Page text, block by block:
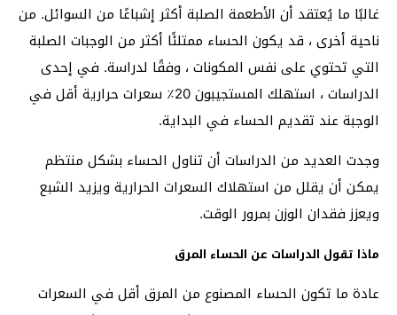
غالبًا ما يُعتقد أن الأطعمة الصلبة أكثر إشباعًا من السوائل. من
ناحية أخرى ، قد يكون الحساء ممتلئًا أكثر من الوجبات الصلبة
التي تحتوي على نفس المكونات ، وفقًا لدراسة. في إحدى
الدراسات ، استهلك المستجيبون 20٪ سعرات حرارية أقل في
الوجبة عند تقديم الحساء في البداية.
وجدت العديد من الدراسات أن تناول الحساء بشكل منتظم
يمكن أن يقلل من استهلاك السعرات الحرارية ويزيد الشبع
ويعزز فقدان الوزن بمرور الوقت.
ماذا تقول الدراسات عن الحساء المرق
عادة ما تكون الحساء المصنوع من المرق أقل في السعرات